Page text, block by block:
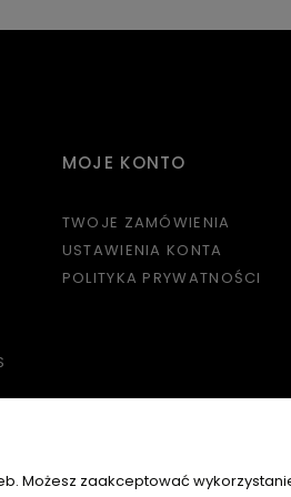
MOJE KONTO
TWOJE ZAMÓWIENIA
USTAWIENIA KONTA
POLITYKA PRYWATNOŚCI
KONTAKT I DANE FIRMY
Możesz zaakceptować